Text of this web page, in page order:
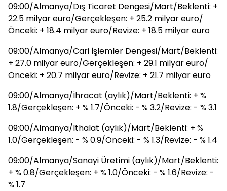
09:00/Almanya/Dış Ticaret Dengesi/Mart/Beklenti: +
22.5 milyar euro/Gerçekleşen: + 25.2 milyar euro/
Önceki: + 18.4 milyar euro/Revize: + 18.5 milyar euro
09:00/Almanya/Cari İşlemler Dengesi/Mart/Beklenti:
+ 27.0 milyar euro/Gerçekleşen: + 29.1 milyar euro/
Önceki: + 20.7 milyar euro/Revize: + 21.7 milyar euro
09:00/Almanya/İhracat (aylık)/Mart/Beklenti: + %
1.8/Gerçekleşen: + % 1.7/Önceki: - % 3.2/Revize: - % 3.1
09:00/Almanya/İthalat (aylık)/Mart/Beklenti: + %
1.0/Gerçekleşen: - % 0.9/Önceki: - % 1.3/Revize: - % 1.4
09:00/Almanya/Sanayi Üretimi (aylık)/Mart/Beklenti:
+ % 0.8/Gerçekleşen: + % 1.0/Önceki: - % 1.6/Revize: -
% 1.7